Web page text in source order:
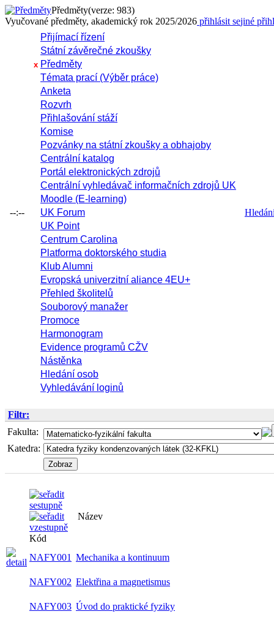
Předměty(verze: 983)
Vyučované předměty, akademický rok 2025/2026 přihlásit sejiné
--:--
Přijímací řízení
Státní závěrečné zkoušky
x Předměty
Témata prací (Výběr práce)
Anketa
Rozvrh
Přihlašování stáží
Komise
Pozvánky na státní zkoušky a obhajoby
Centrální katalog
Portál elektronických zdrojů
Centrální vyhledávač informačních zdrojů UK
Moodle (E-learning)
UK Forum
UK Point
Centrum Carolina
Platforma doktorského studia
Klub Alumni
Evropská univerzitní aliance 4EU+
Přehled školitelů
Souborový manažer
Promoce
Harmonogram
Evidence programů CŽV
Nástěnka
Hledání osob
Vyhledávání loginů
Filtr:
Fakulta:
Katedra:
Kód
Název
NAFY001 Mechanika a kontinuum
NAFY002 Elektřina a magnetismus
NAFY003 Úvod do praktické fyziky